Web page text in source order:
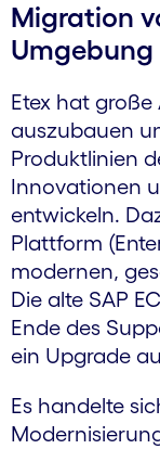
Migration
Umgebung
Etex hat
auszubauen
Produktlinien
Innovationen
entwickeln.
Plattform
modernen,
Die alte SAP
Ende des
ein Upgrade
Es handelte